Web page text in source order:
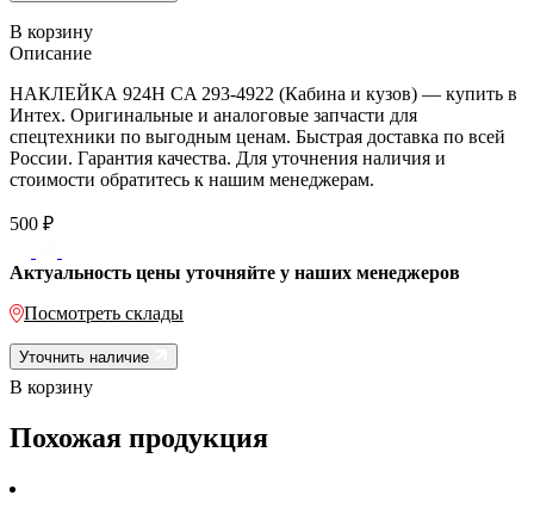
В корзину
Описание
НАКЛЕЙКА 924H CA 293-4922 (Кабина и кузов) — купить в
Интех. Оригинальные и аналоговые запчасти для
спецтехники по выгодным ценам. Быстрая доставка по всей
России. Гарантия качества. Для уточнения наличия и
стоимости обратитесь к нашим менеджерам.
500 ₽
Актуальность цены уточняйте у наших менеджеров
Посмотреть склады
Уточнить наличие
В корзину
Похожая продукция